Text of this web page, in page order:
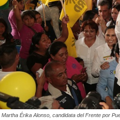
Martha Érika Alonso, candidata del Frente por